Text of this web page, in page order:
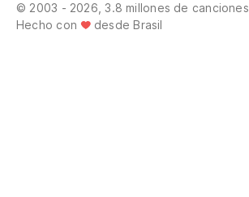
© 2003 - 2026, 3.8 millones de canciones
Hecho con
desde Brasil